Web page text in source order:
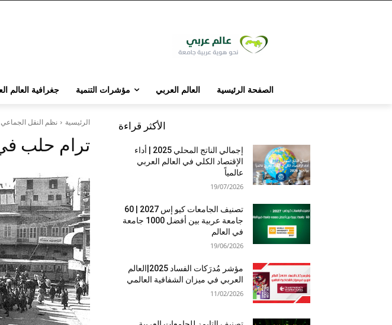
الصفحة الرئيسية العالم العربي مؤشرات التنمية جغرافية العالم
الرئيسية نظم النقل
ترام حلب
الأكثر قراءة
إجمالي الناتج المحلي 2025 | أداء
الإقتصاد الكلي في العالم العربي
عالمياً
19/07/2026
تصنيف الجامعات كيو إس 2027 | 60
جامعة عربية بين أفضل 1000 جامعة
في العالم
19/06/2026
مؤشر مُدرَكات الفساد 2025|العالم
العربي في ميزان الشفافية العالمي
11/02/2026